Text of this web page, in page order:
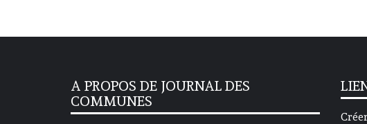
A PROPOS DE JOURNAL DES
COMMUNES